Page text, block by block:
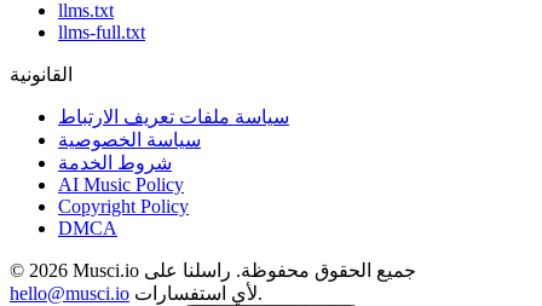
llms.txt
llms-full.txt
القانونية
سياسة ملفات تعريف الارتباط
سياسة الخصوصية
شروط الخدمة
AI Music Policy
Copyright Policy
DMCA
© 2026 Musci.io جميع الحقوق محفوظة. راسلنا على
hello@musci.io
لأي استفسارات.